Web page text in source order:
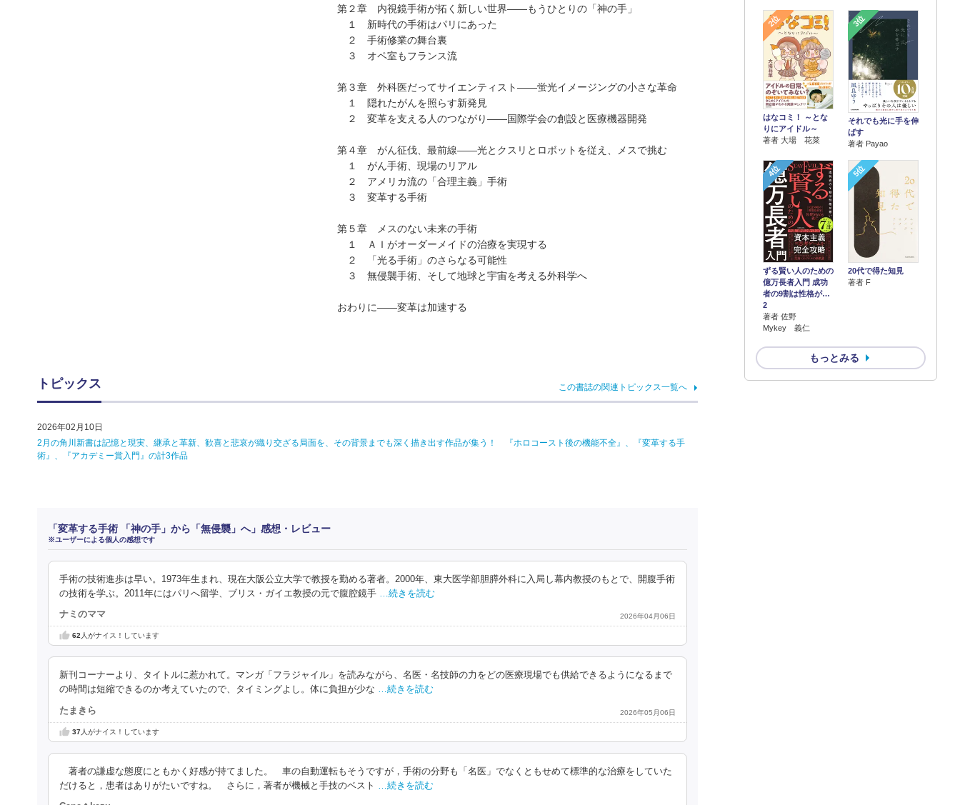
第２章 内視鏡手術が拓く新しい世界――もうひとりの「神の手」
１ 新時代の手術はパリにあった
２ 手術修業の舞台裏
３ オペ室もフランス流
第３章 外科医だってサイエンティスト――蛍光イメージングの小さな革命
１ 隠れたがんを照らす新発見
２ 変革を支える人のつながり――国際学会の創設と医療機器開発
第４章 がん征伐、最前線――光とクスリとロボットを従え、メスで挑む
１ がん手術、現場のリアル
２ アメリカ流の「合理主義」手術
３ 変革する手術
第５章 メスのない未来の手術
１ ＡＩがオーダーメイドの治療を実現する
２ 「光る手術」のさらなる可能性
３ 無侵襲手術、そして地球と宇宙を考える外科学へ
おわりに――変革は加速する
トピックス この書誌の関連トピックス一覧へ
2026年02月10日
2月の角川新書は記憶と現実、継承と革新、歓喜と悲哀が織り交ざる局面を、その背景までも深く描き出す作品が集う！ 『ホロコースト後の機能不全』、『変革する手
術』、『アカデミー賞入門』の計3作品
「変革する手術 「神の手」から「無侵襲」へ」感想・レビュー
※ユーザーによる個人の感想です
手術の技術進歩は早い。1973年生まれ、現在大阪公立大学で教授を勤める著者。2000年、東大医学部胆膵外科に入局し幕内教授のもとで、開腹手術
の技術を学ぶ。2011年にはパリへ留学、ブリス・ガイエ教授の元で腹腔鏡手
…続きを読む
ナミのママ 2026年04月06日
62人がナイス！しています
新刊コーナーより、タイトルに惹かれて。マンガ「フラジャイル」を読みながら、名医・名技師の力をどの医療現場でも供給できるようになるまで
の時間は短縮できるのか考えていたので、タイミングよし。体に負担が少な …続きを読む
たまきら 2026年05月06日
37人がナイス！しています
著者の謙虚な態度にともかく好感が持てました。 車の自動運転もそうですが，手術の分野も「名医」でなくともせめて標準的な治療をしていた
だけると，患者はありがたいですね。 さらに，著者が機械と手技のベスト …続きを読む
2位
はなコミ！ ～とな
りにアイドル～
著者 大場 花菜
3位
それでも光に手を伸
ばす
著者 Payao
4位
ずる賢い人のための
億万長者入門 成功
者の9割は性格が…
2
著者 佐野
Mykey 義仁
5位
20代で得た知見
著者 F
もっとみる